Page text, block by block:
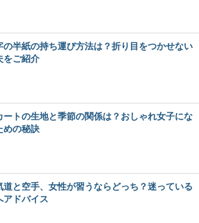
の半紙の持ち運び方法は？折り目をつかせない
をご紹介
ートの生地と季節の関係は？おしゃれ女子にな
めの秘訣
道と空手、女性が習うならどっち？迷っている
アドバイス